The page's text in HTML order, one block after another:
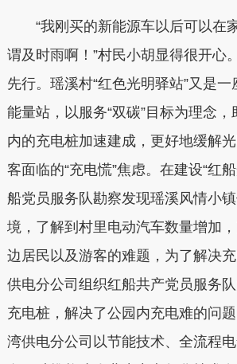
“我刚买的新能源车以后可以在
谓及时雨啊！”村民小胡显得很开心
先行。瑶溪村“红色光明驿站”又是
能量站，以服务“双碳”目标为理念
内的充电桩加速建成，更好地缓解
客面临的“充电慌”焦虑。在建设“红
船党员服务队勘察发现瑶溪风情小
境，了解到村里电动汽车数量增加
边居民以及游客的难题，为了解决
供电分公司组织红船共产党员服务
充电桩，解决了公园内充电难的问
湾供电分公司以节能技术、全流程